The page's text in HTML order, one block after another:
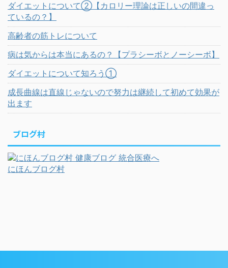
ダイエットについて②【カロリー理論は正しいの間違っ
ているの？】
高齢者の筋トレについて
病は気からは本当にあるの？【プラシーボとノーシーボ】
ダイエットについて知ろう①
成長曲線は直線じゃないので努力は継続して初めて効果が
出ます
ブログ村
にほんブログ村